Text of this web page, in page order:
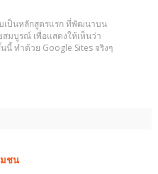
เป็นหลักสูตรแรก ที่พัฒนาบน
มบูรณ์ เพื่อแสดงให้เห็นว่า
นี้ ทำด้วย Google Sites จริงๆ
ชน